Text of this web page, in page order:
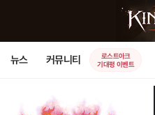
뉴스 커뮤니티
로스트아크
기대평 이벤트